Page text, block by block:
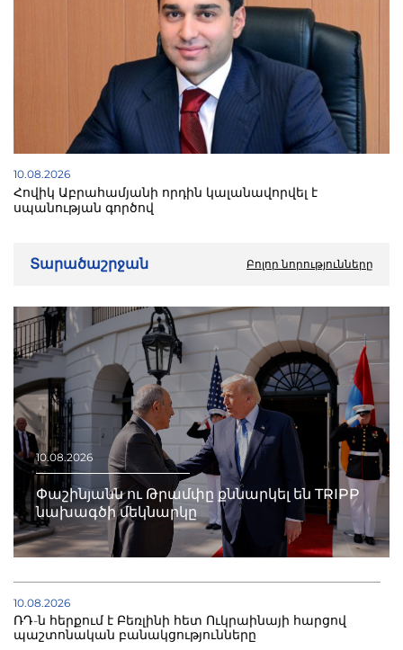
10.08.2026
Հովիկ Աբրահամյանի որդին կալանավորվել է
սպանության գործով
Տարածաշրջան Բոլոր նորությունները
10.08.2026
Փաշինյանն ու Թրամփը քննարկել են TRIPP
նախագծի մեկնարկը
10.08.2026
ՌԴ-ն հերքում է Բեռլինի հետ Ուկրաինայի հարցով
պաշտոնական բանակցությունները